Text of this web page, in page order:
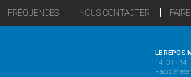
FRÉQUENCES NOUS CONTACTER
LE REPOS
14H01 -
Radio